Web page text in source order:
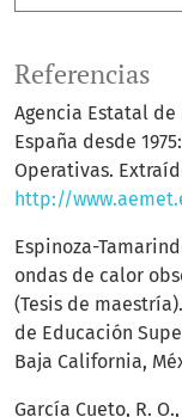
Referencias
Agencia Estatal de
España desde
Operativas.
http://
Espinoza-
ondas de calor
(Tesis de
de Educación
Baja California,
García Cueto, R.